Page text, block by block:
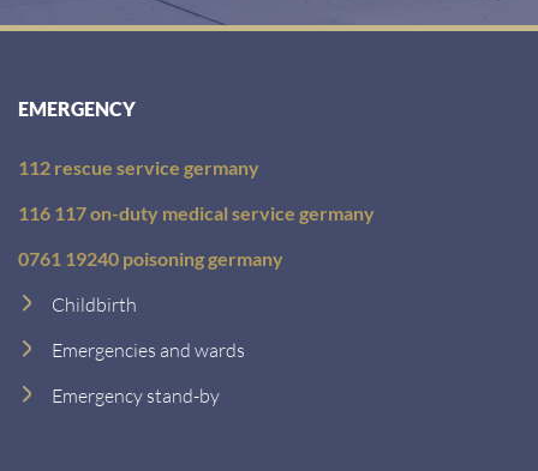
EMERGENCY
112 rescue service germany
116 117 on-duty medical service germany
0761 19240 poisoning germany
Childbirth
Emergencies and wards
Emergency stand-by